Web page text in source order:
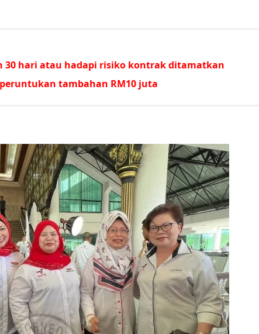
30 hari atau hadapi risiko kontrak ditamatkan
tambahan RM10 juta